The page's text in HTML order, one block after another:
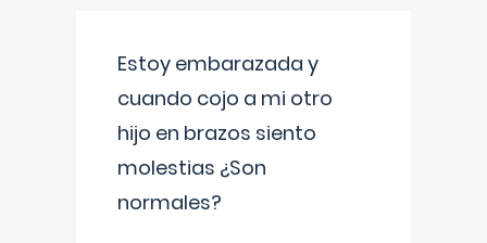
Estoy embarazada y
cuando cojo a mi otro
hijo en brazos siento
molestias ¿Son
normales?